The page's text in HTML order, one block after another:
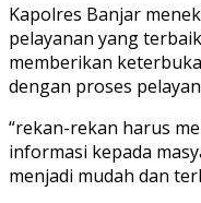
Kapolres Banjar
pelayanan yang
memberikan
dengan proses
“rekan-rekan harus
informasi kepada
menjadi mudah dan